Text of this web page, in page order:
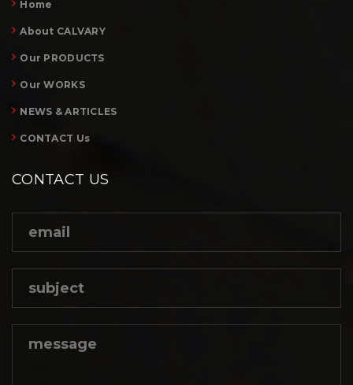
Home
About CALVARY
Our PRODUCTS
Our WORKS
NEWS & ARTICLES
CONTACT Us
CONTACT US